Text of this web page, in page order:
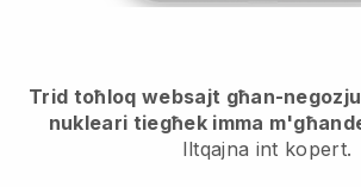
Trid toħloq websajt għan-
nukleari tiegħek imma
Iltqajna int kopert.